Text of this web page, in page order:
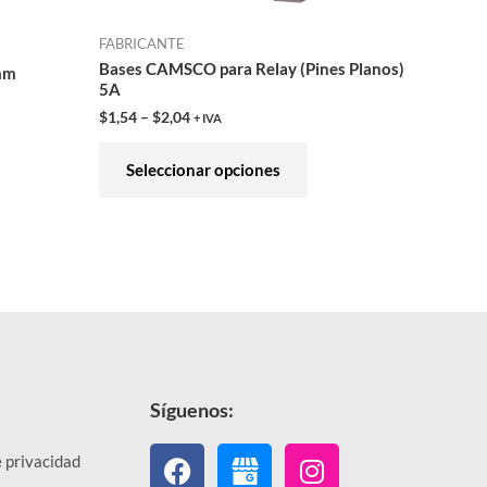
FABRICANTE
Bases CAMSCO para Relay (Pines Planos)
5A
$1,54 – $2,04 + IVA
Seleccionar opciones
página
privacidad
Síguenos:
Facebook Instagram